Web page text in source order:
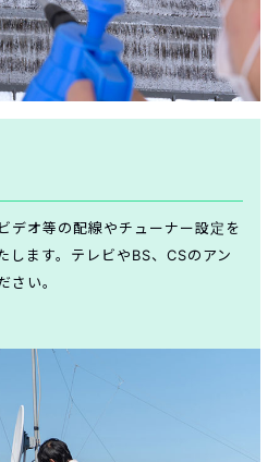
デオ等の配線やチューナー設定を
します。テレビやBS、CSのアン
さい。